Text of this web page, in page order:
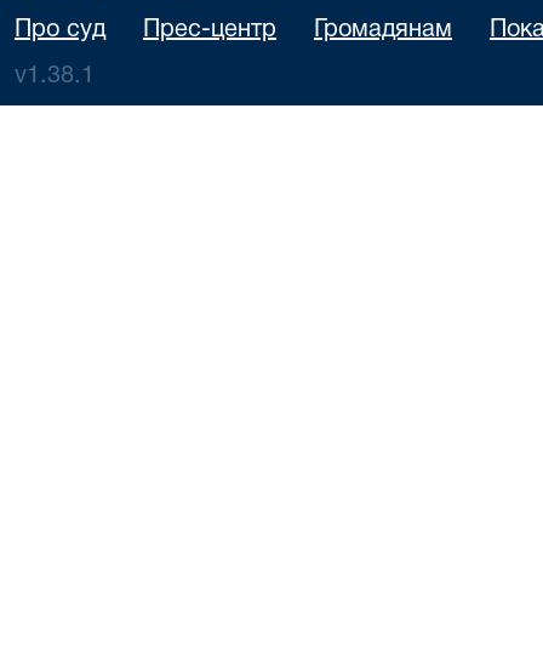
Про суд Прес-центр Громадянам
v1.38.1